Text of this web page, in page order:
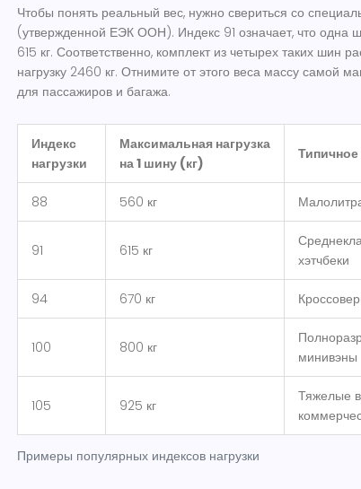
Чтобы понять реальный вес, нужно свериться со
(утвержденной ЕЭК ООН). Индекс 91 означает, что одна
615 кг. Соответственно, комплект из четырех таких шин
нагрузку 2460 кг. Отнимите от этого веса массу самой
для пассажиров и багажа.
Примеры популярных индексов нагрузки
Индекс
нагрузки
Максимальная нагрузка
на 1 шину (кг)
88 560 кг
91 615 кг
хэтчбеки
94 670 кг
100 800 кг
минивэны
105 925 кг
Тяжелые